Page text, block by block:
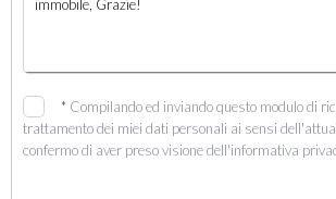
* Compilando ed inviando questo modulo di
trattamento dei miei dati personali ai sensi
confermo di aver preso visione dell'informativa